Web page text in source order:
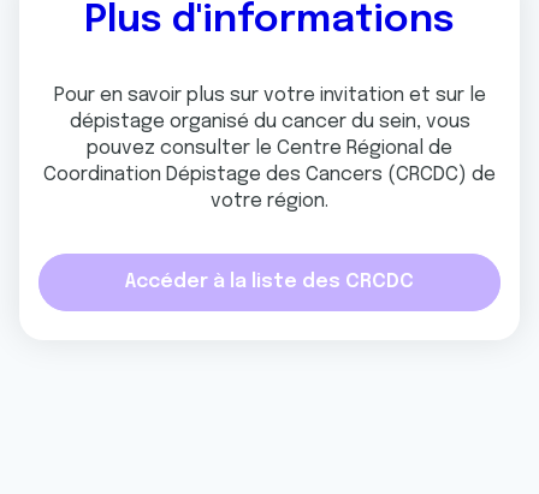
Plus d'informations
Pour en savoir plus sur votre invitation et sur le
dépistage organisé du cancer du sein, vous
pouvez consulter le Centre Régional de
Coordination Dépistage des Cancers (CRCDC) de
votre région.
Accéder à la liste des CRCDC